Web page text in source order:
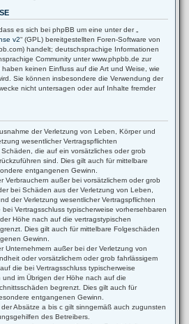
es sich bei phpBB um eine unter der „
v2“ (GPL) bereitgestellten Foren-Software von
handelt; deutschsprachige Informationen
Community unter www.phpbb.de zur
keinen Einfluss auf die Art und Weise, wie
Sie können insbesondere die Verwendung der
nicht untersagen oder auf Inhalte fremder
der Verletzung von Leben, Körper und
wesentlicher Vertragspflichten
die auf ein vorsätzliches oder grob
sind. Dies gilt auch für mittelbare
entgangenen Gewinn.
Verbrauchern außer bei vorsätzlichem oder grob
bei Schäden aus der Verletzung von Leben,
der Verletzung wesentlicher Vertragspflichten
Vertragsschluss typischerweise vorhersehbaren
Höhe nach auf die vertragstypischen
Dies gilt auch für mittelbare Folgeschäden
Gewinn.
Unternehmern außer bei der Verletzung von
oder vorsätzlichem oder grob fahrlässigem
die bei Vertragsschluss typischerweise
im Übrigen der Höhe nach auf die
begrenzt. Dies gilt auch für
entgangenen Gewinn.
Absätze a bis c gilt sinngemäß auch zugunsten
des Betreibers.